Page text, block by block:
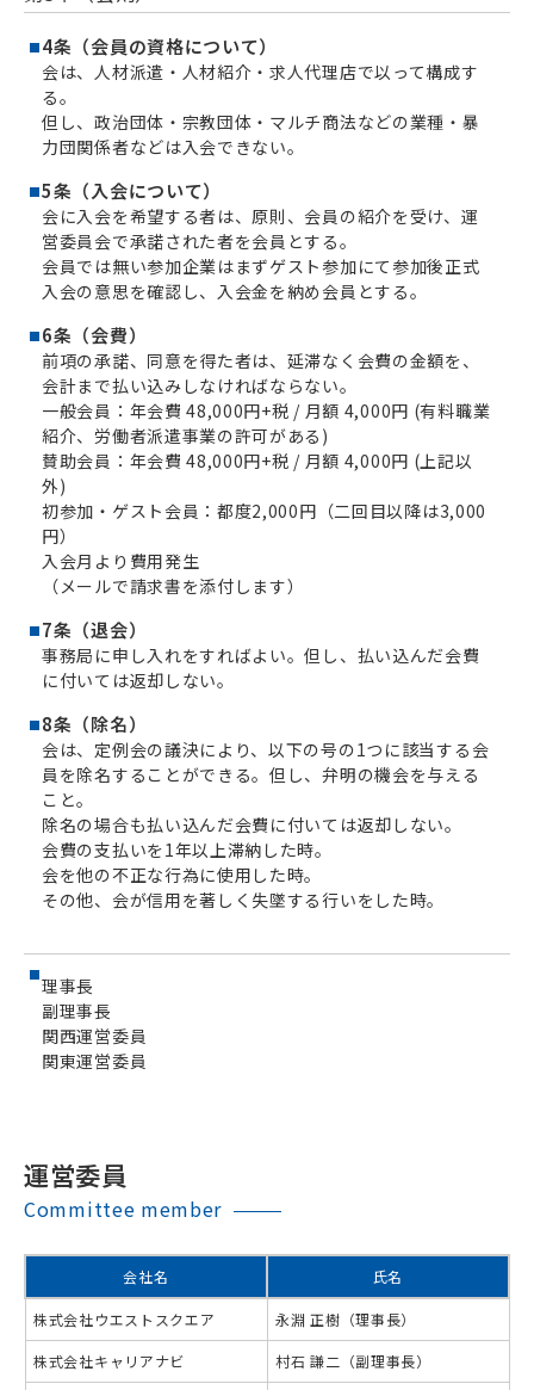
4条（会員の資格について）
会は、人材派遣・人材紹介・求人代理店で以って構成す
る。
但し、政治団体・宗教団体・マルチ商法などの業種・暴
力団関係者などは入会できない。
5条（入会について）
会に入会を希望する者は、原則、会員の紹介を受け、運
営委員会で承諾された者を会員とする。
会員では無い参加企業はまずゲスト参加にて参加後正式
入会の意思を確認し、入会金を納め会員とする。
6条（会費）
前項の承諾、同意を得た者は、延滞なく会費の金額を、
会計まで払い込みしなければならない。
一般会員：年会費 48,000円+税 / 月額 4,000円 (有料職業
紹介、労働者派遣事業の許可がある)
賛助会員：年会費 48,000円+税 / 月額 4,000円 (上記以
外)
初参加・ゲスト会員：都度2,000円（二回目以降は3,000
円）
入会月より費用発生
（メールで請求書を添付します）
7条（退会）
事務局に申し入れをすればよい。但し、払い込んだ会費
に付いては返却しない。
8条（除名）
会は、定例会の議決により、以下の号の1つに該当する会
員を除名することができる。但し、弁明の機会を与える
こと。
除名の場合も払い込んだ会費に付いては返却しない。
会費の支払いを1年以上滞納した時。
会を他の不正な行為に使用した時。
その他、会が信用を著しく失墜する行いをした時。
理事長
副理事長
関西運営委員
関東運営委員
運営委員
Committee member
会社名 氏名
株式会社ウエストスクエア 永淵 正樹（理事長）
株式会社キャリアナビ 村石 謙二（副理事長）